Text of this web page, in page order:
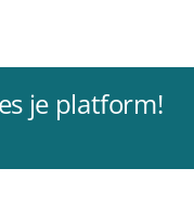
je platform!